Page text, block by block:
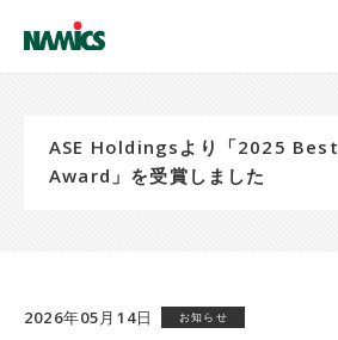
ASE Holdingsより「2025
Award」を受賞しました
2026年05月14日 お知らせ